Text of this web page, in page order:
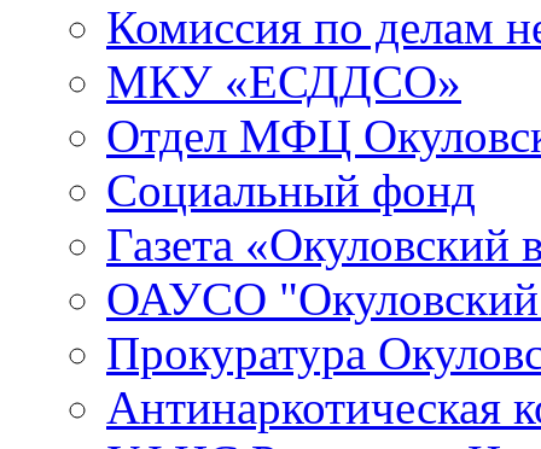
Комиссия по делам
МКУ «ЕСДДСО»
Отдел МФЦ
Социальный фонд
Газета «Окуловский
ОАУСО
Прокуратура
Антинаркотическая